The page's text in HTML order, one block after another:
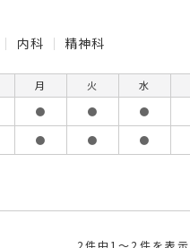
内科 精神科
月 火 水
● ● ●
● ● ●
2件中1～2件を表示